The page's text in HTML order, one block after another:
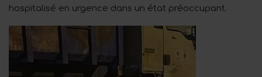
hospitalisé en urgence dans un état préoccupant.